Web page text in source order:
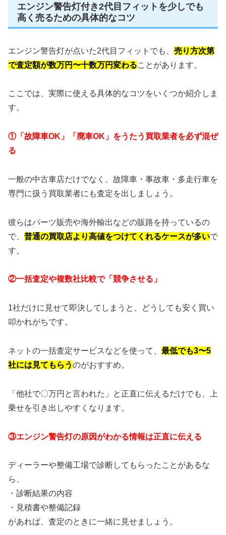
エンジン警告灯付き2代目フィットを少しでも
高く売るための具体的なコツ
エンジン警告灯が点いた2代目フィットでも、 売り方次第
で査定額が数万円〜十数万円変わることがあります。
ここでは、実際に使える具体的なコツをいくつか紹介しま
す。
①「故障車OK」「廃車OK」をうたう買取業者を必ず混ぜ
る
一般の中古車店だけでなく、故障車・事故車・多走行車を
専門に扱う買取業者にも査定を出しましょう。
彼らはパーツ販売や海外輸出などの販路を持っているの
で、 普通の買取店より高値をつけてくれるケースが多いで
す。
②一括査定や複数社比較で「競争させる」
1社だけに見せて即決してしまうと、どうしても安く買い
叩かれがちです。
ネットの一括査定サービスなどを使って、 最低でも3〜5
社には見てもらうのがおすすめ。
「他社で〇万円と言われた」と正直に伝えるだけでも、上
乗せを引き出しやすくなります。
③エンジン警告灯の原因がわかる情報は正直に伝える
ディーラーや整備工場で診断してもらったことがあるな
ら、
・診断結果の内容
・見積書や整備記録
があれば、査定のときに一緒に見せましょう。